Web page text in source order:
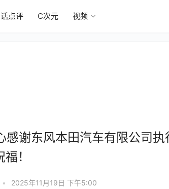
点评 C次元 视频
感谢东风本田汽车有限公司
！
• 2025年11月19日 下午5:00